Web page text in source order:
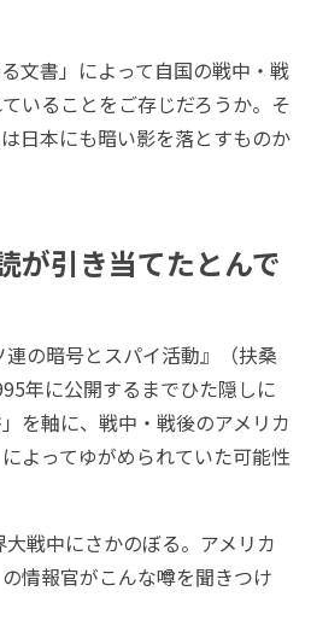
文書」によって自国の戦中・戦
いることをご存じだろうか。そ
日本にも暗い影を落とすものか
が引き当てたとんで
連の暗号とスパイ活動』（扶桑
年に公開するまでひた隠しに
を軸に、戦中・戦後のアメリカ
よってゆがめられていた可能性
戦中にさかのぼる。アメリカ
情報官がこんな噂を聞きつけ